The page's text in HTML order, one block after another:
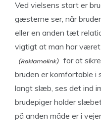
Ved vielsens start er
gæsterne ser, når
eller en anden tæt
vigtigt at man har
for at
bruden er komfortable i
langt slæb, ses det ind
brudepiger holder
på anden måde er i